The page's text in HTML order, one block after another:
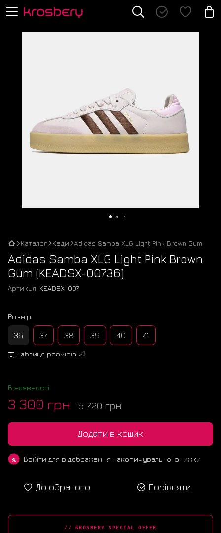
Каталог Кеди Adidas Samba XLG Light Pink Brown Gum
Adidas Samba XLG Light Pink Brown
Gum (KEADSX-00736)
Артикул: KEADSX-007
Розмір
36 37 38 39 40 41
Таблиця розмірів 📐
В наявності
3 300 грн 5 720 грн
Додати в кошик
% Ввійти для відображення накопичувальної знижки
До обраного Порівняти
// KROSBERY SPECIAL OFFER